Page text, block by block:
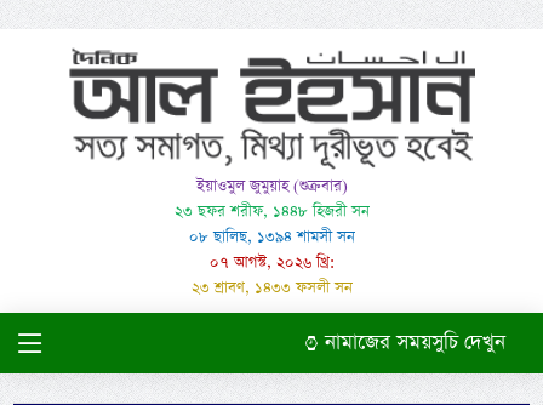
ইয়াওমুল জুমুয়াহ (শুক্রবার)
২৩ ছফর শরীফ, ১৪৪৮ হিজরী সন
০৮ ছালিছ, ১৩৯৪ শামসী সন
০৭ আগস্ট, ২০২৬ খ্রি:
২৩ শ্রাবণ, ১৪৩৩ ফসলী সন
নামাজের সময়সুচি দেখুন